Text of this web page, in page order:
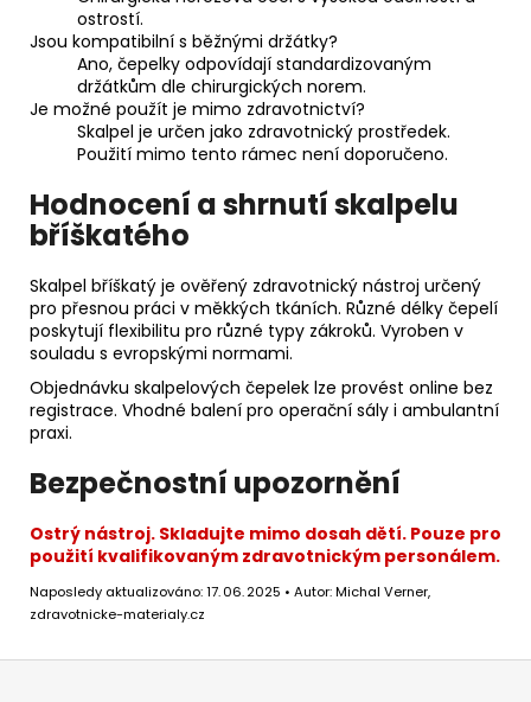
ostrostí.
Jsou kompatibilní s běžnými držátky?
Ano, čepelky odpovídají standardizovaným
držátkům dle chirurgických norem.
Je možné použít je mimo zdravotnictví?
Skalpel je určen jako zdravotnický prostředek.
Použití mimo tento rámec není doporučeno.
Hodnocení a shrnutí skalpelu
bříškatého
Skalpel bříškatý je ověřený zdravotnický nástroj určený
pro přesnou práci v měkkých tkáních. Různé délky čepelí
poskytují flexibilitu pro různé typy zákroků. Vyroben v
souladu s evropskými normami.
Objednávku skalpelových čepelek lze provést online bez
registrace. Vhodné balení pro operační sály i ambulantní
praxi.
Bezpečnostní upozornění
Ostrý nástroj. Skladujte mimo dosah dětí. Pouze pro
použití kvalifikovaným zdravotnickým personálem.
Naposledy aktualizováno: 17. 06. 2025 • Autor: Michal Verner,
zdravotnicke-materialy.cz
Z